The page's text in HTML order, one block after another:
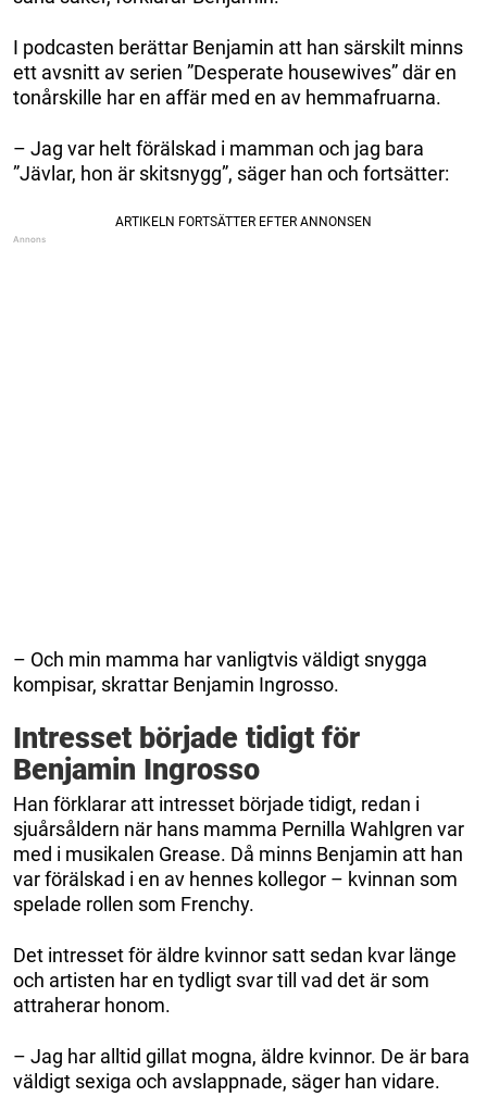
I podcasten berättar Benjamin att han särskilt minns
ett avsnitt av serien ”Desperate housewives” där en
tonårskille har en affär med en av hemmafruarna.
– Jag var helt förälskad i mamman och jag bara
”Jävlar, hon är skitsnygg”, säger han och fortsätter:
– Och min mamma har vanligtvis väldigt snygga
kompisar, skrattar Benjamin Ingrosso.
Intresset började tidigt för
Benjamin Ingrosso
Han förklarar att intresset började tidigt, redan i
sjuårsåldern när hans mamma Pernilla Wahlgren var
med i musikalen Grease. Då minns Benjamin att han
var förälskad i en av hennes kollegor – kvinnan som
spelade rollen som Frenchy.
Det intresset för äldre kvinnor satt sedan kvar länge
och artisten har en tydligt svar till vad det är som
attraherar honom.
– Jag har alltid gillat mogna, äldre kvinnor. De är bara
väldigt sexiga och avslappnade, säger han vidare.